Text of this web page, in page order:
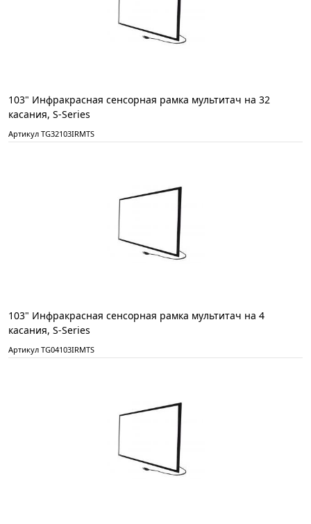
103" Инфракрасная сенсорная рамка мультитач на 32
касания, S-Series
Артикул TG32103IRMTS
103" Инфракрасная сенсорная рамка мультитач на 4
касания, S-Series
Артикул TG04103IRMTS